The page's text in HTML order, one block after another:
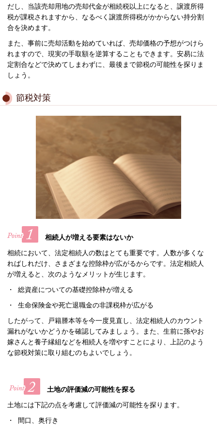
だし、当該売却用地の売却代金が相続税以上になると、譲渡所得
税が課税されますから、なるべく譲渡所得税がかからない持分割
合を決めます。
また、事前に売却活動を始めていれば、売却価格の予想がつけら
れますので、現実の手取額を逆算することもできます。安易に法
定割合などで決めてしまわずに、最後まで節税の可能性を探りま
しょう。
節税対策
相続人が増える要素はないか
相続において、法定相続人の数はとても重要です。人数が多くな
ればしれだけ、さまざまな控除枠が広がるからです。法定相続人
が増えると、次のようなメリットが生じます。
・ 総資産についての基礎控除枠が増える
・ 生命保険金や死亡退職金の非課税枠が広がる
したがって、戸籍謄本等を今一度見直し、法定相続人のカウント
漏れがないかどうかを確認してみましょう。また、生前に孫やお
嫁さんと養子縁組などを相続人を増やすことにより、上記のよう
な節税対策に取り組むのもよいでしょう。
土地の評価減の可能性を探る
土地には下記の点を考慮して評価減の可能性を探ります。
・ 間口、奥行き